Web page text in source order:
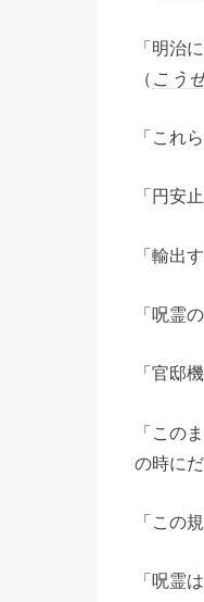
「明治
（ こう
「これ
「円安
「輸出
「呪霊
「官邸
「この
の時にだ
「この
「呪霊